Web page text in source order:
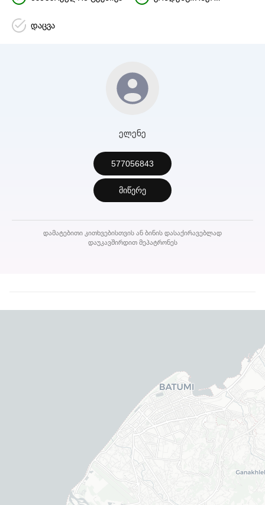
დაცვა
ელენე
577056843
მიწერე
დამატებითი კითხვებისთვის ან ბინის დასაქირავებლად
დაუკავშირდით მეპატრონეს